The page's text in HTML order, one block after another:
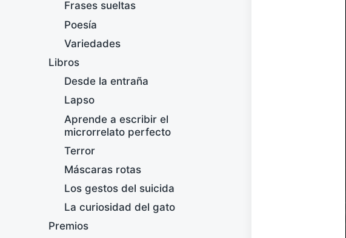
Frases sueltas
Poesía
Variedades
Libros
Desde la entraña
Lapso
Aprende a escribir el
microrrelato perfecto
Terror
Máscaras rotas
Los gestos del suicida
La curiosidad del gato
Premios